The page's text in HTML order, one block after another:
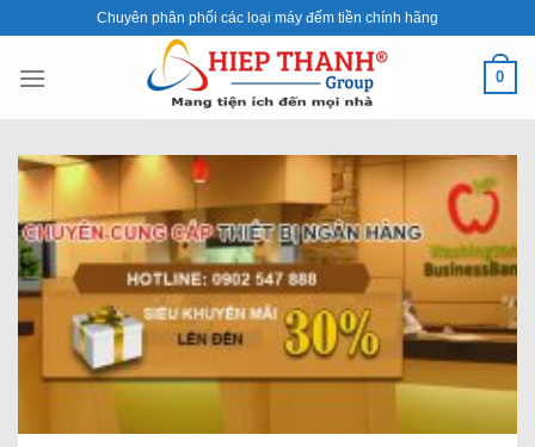
content
Chuyên phân phối các loại máy đếm tiền chính hãng
0